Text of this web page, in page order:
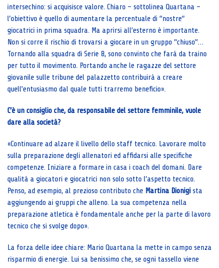
intersechino: si acquisisce valore. Chiaro – sottolinea Quartana –
l’obiettivo è quello di aumentare la percentuale di “nostre”
giocatrici in prima squadra. Ma aprirsi all’esterno è importante.
Non si corre il rischio di trovarsi a giocare in un gruppo “chiuso”…
Tornando alla squadra di Serie B, sono convinto che farà da traino
per tutto il movimento. Portando anche le ragazze del settore
giovanile sulle tribune del palazzetto contribuirà a creare
quell’entusiasmo dal quale tutti trarremo beneficio».
C’è un consiglio che, da responsabile del settore femminile, vuole
dare alla società?
«Continuare ad alzare il livello dello staff tecnico. Lavorare molto
sulla preparazione degli allenatori ed affidarsi alle specifiche
competenze. Iniziare a formare in casa i coach del domani. Dare
qualità a giocatori e giocatrici non solo sotto l’aspetto tecnico.
Penso, ad esempio, al prezioso contributo che Martina Dionigi sta
aggiungendo ai gruppi che alleno. La sua competenza nella
preparazione atletica è fondamentale anche per la parte di lavoro
tecnico che si svolge dopo».
La forza delle idee chiare: Mario Quartana la mette in campo senza
risparmio di energie. Lui sa benissimo che, se ogni tassello viene